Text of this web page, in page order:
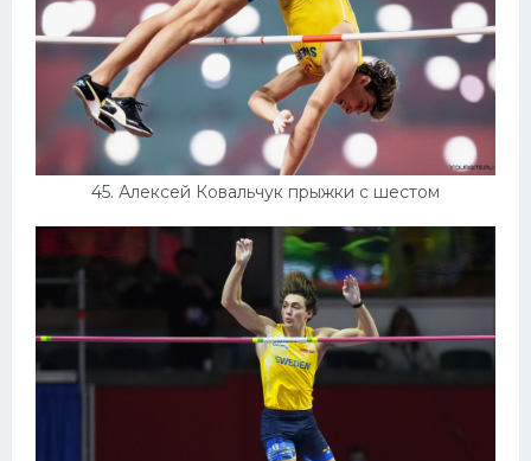
45. Алексей Ковальчук прыжки с шестом